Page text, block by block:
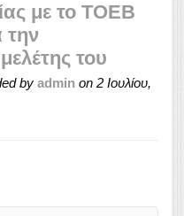
με το ΤΟΕΒ
την
του
by admin on 2 Ιουλίου,